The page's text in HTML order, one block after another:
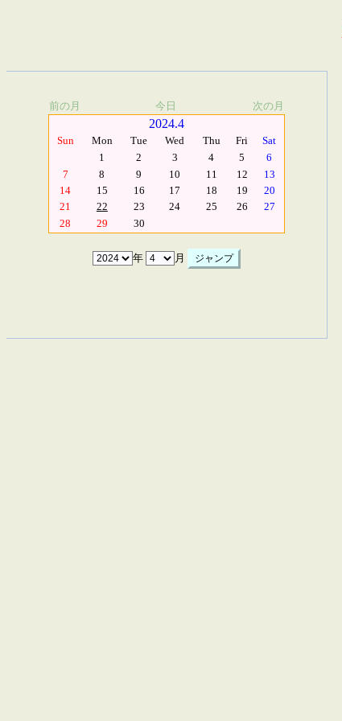
前の月 今日 次の月
2024.4
Sun Mon Tue Wed Thu Fri
Sat
1
2 3 4 5
6
7
8 9 10 11 12
13
14
15 16 17 18 19
20
21
22 23 24 25 26
27
28
29 30
年 月